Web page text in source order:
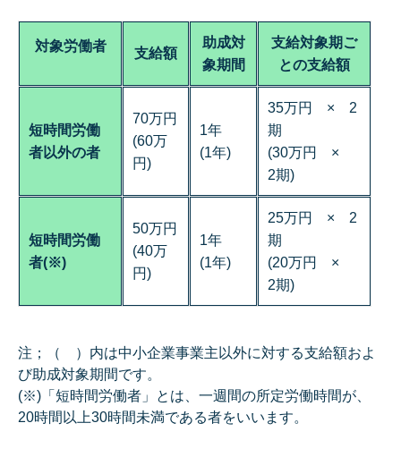
対象労働者 支給額
助成対
象期間
支給対象期ご
との支給額
短時間労働
者以外の者
70万円
(60万
円)
1年
(1年)
35万円 × 2
期
(30万円 ×
2期)
短時間労働
者(※)
50万円
(40万
円)
1年
(1年)
25万円 × 2
期
(20万円 ×
2期)
注；（ ）内は中小企業事業主以外に対する支給額およ
び助成対象期間です。
(※)「短時間労働者」とは、一週間の所定労働時間が、
20時間以上30時間未満である者をいいます。